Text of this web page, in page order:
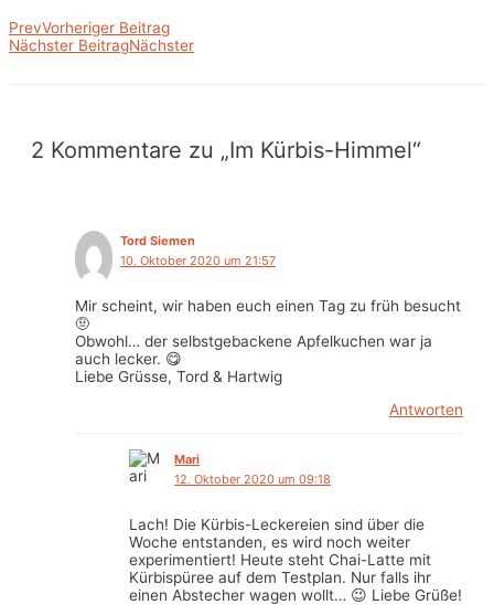
PrevVorheriger Beitrag
Nächster BeitragNächster
2 Kommentare zu „Im Kürbis-Himmel“
Tord Siemen
10. Oktober 2020 um 21:57
Mir scheint, wir haben euch einen Tag zu früh besucht
🤨
Obwohl… der selbstgebackene Apfelkuchen war ja
auch lecker. 😋
Liebe Grüsse, Tord & Hartwig
Antworten
Mari
12. Oktober 2020 um 09:18
Lach! Die Kürbis-Leckereien sind über die
Woche entstanden, es wird noch weiter
experimentiert! Heute steht Chai-Latte mit
Kürbispüree auf dem Testplan. Nur falls ihr
einen Abstecher wagen wollt… 😉 Liebe Grüße!